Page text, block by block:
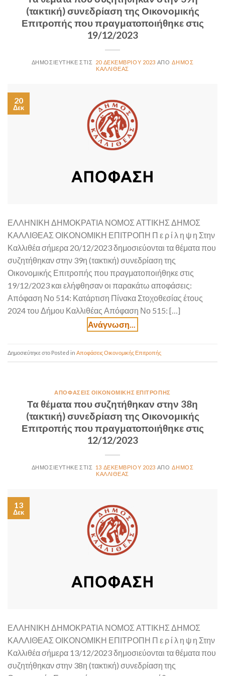
(τακτική) συνεδρίαση της Οικονομικής
Επιτροπής που πραγματοποιήθηκε στις
19/12/2023
20 ΔΕΚΕΜΒΡΊΟΥ 2023
ΔΉΜΟΣ
ΚΑΛΛΙΘΈΑΣ
20
Δεκ
ΕΛΛΗΝΙΚΗ ΔΗΜΟΚΡΑΤΙΑ ΝΟΜΟΣ ΑΤΤΙΚΗΣ ΔΗΜΟΣ
ΚΑΛΛΙΘΕΑΣ ΟΙΚΟΝΟΜΙΚΗ ΕΠΙΤΡΟΠΗ Π ε ρ ί λ η ψ η Στην
Καλλιθέα σήμερα 20/12/2023 δημοσιεύονται τα θέματα που
συζητήθηκαν στην 39η (τακτική) συνεδρίαση της
Οικονομικής Επιτροπής που πραγματοποιήθηκε στις
19/12/2023 και ελήφθησαν οι παρακάτω αποφάσεις:
Απόφαση Νο 514: Κατάρτιση Πίνακα Στοχοθεσίας έτους
2024 του Δήμου Καλλιθέας Απόφαση Νο 515: […]
Posted in Αποφάσεις Οικονομικής Επιτροπής
ΑΠΟΦΆΣΕΙΣ ΟΙΚΟΝΟΜΙΚΉΣ ΕΠΙΤΡΟΠΉΣ
Τα θέματα που συζητήθηκαν στην 38η
(τακτική) συνεδρίαση της Οικονομικής
Επιτροπής που πραγματοποιήθηκε στις
12/12/2023
13 ΔΕΚΕΜΒΡΊΟΥ 2023
ΔΉΜΟΣ
ΚΑΛΛΙΘΈΑΣ
13
Δεκ
ΕΛΛΗΝΙΚΗ ΔΗΜΟΚΡΑΤΙΑ ΝΟΜΟΣ ΑΤΤΙΚΗΣ ΔΗΜΟΣ
ΚΑΛΛΙΘΕΑΣ ΟΙΚΟΝΟΜΙΚΗ ΕΠΙΤΡΟΠΗ Π ε ρ ί λ η ψ η Στην
Καλλιθέα σήμερα 13/12/2023 δημοσιεύονται τα θέματα που
συζητήθηκαν στην 38η (τακτική) συνεδρίαση της